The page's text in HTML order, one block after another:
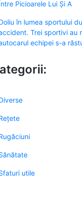
Picioarele Lui Și A
în lumea sportului
Trei sportivi au
echipei s-a
utile